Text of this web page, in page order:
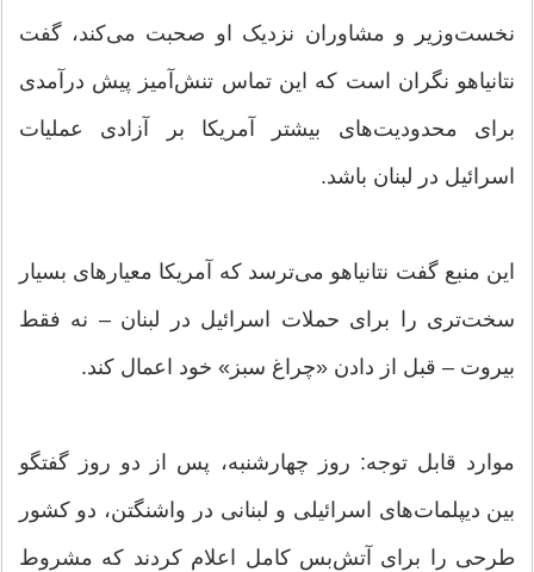
نخست‌وزیر و مشاوران نزدیک او صحبت می‌کند، گفت
نتانیاهو نگران است که این تماس تنش‌آمیز پیش درآمدی
برای محدودیت‌های بیشتر آمریکا بر آزادی عملیات
اسرائیل در لبنان باشد.
این منبع گفت نتانیاهو می‌ترسد که آمریکا معیارهای بسیار
سخت‌تری را برای حملات اسرائیل در لبنان – نه فقط
بیروت – قبل از دادن «چراغ سبز» خود اعمال کند.
موارد قابل توجه: روز چهارشنبه، پس از دو روز گفتگو
بین دیپلمات‌های اسرائیلی و لبنانی در واشنگتن، دو کشور
طرحی را برای آتش‌بس کامل اعلام کردند که مشروط